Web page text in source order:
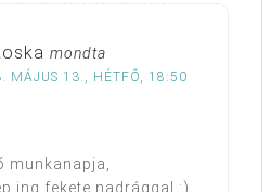
mondta
MÁJUS 13., HÉTFŐ, 18:50
munkanapja,
ing fekete nadrággal :)